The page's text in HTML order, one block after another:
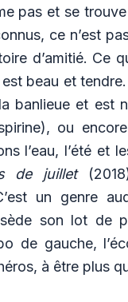
pas et se
ce n’est
d’amitié. Ce
beau et
banlieue et est
ou
l’eau, l’été et
de juillet
un genre
son lot de
de gauche,
à être plus